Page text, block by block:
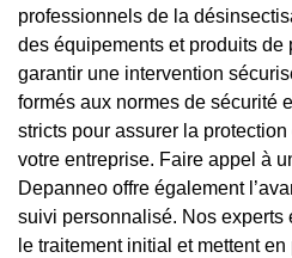
professionnels de la
des équipements et produits
garantir une intervention
formés aux normes de sécurité
stricts pour assurer la
votre entreprise. Faire appel à
Depanneo offre également
suivi personnalisé. Nos experts
le traitement initial et mettent